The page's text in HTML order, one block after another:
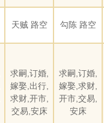
天贼 路空 勾陈 路空
求嗣,订婚,
嫁娶,出行,
求财,开市,
交易,安床
求嗣,订婚,
嫁娶,求财,
开市,交易,
安床